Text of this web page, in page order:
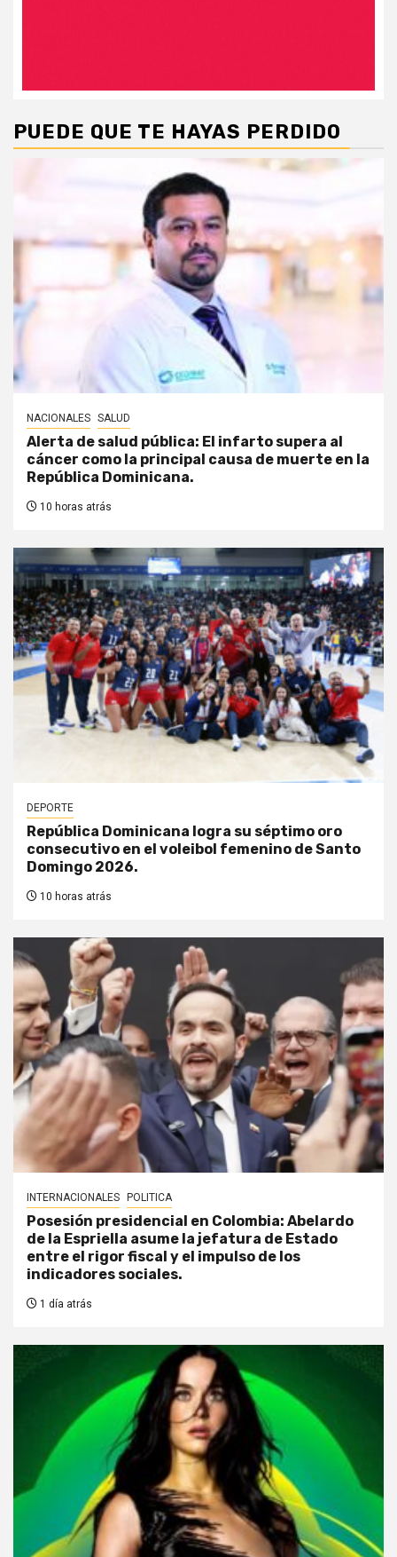
PUEDE QUE TE HAYAS PERDIDO
NACIONALES SALUD
Alerta de salud pública: El infarto supera al
cáncer como la principal causa de muerte en la
República Dominicana.
10 horas atrás
DEPORTE
República Dominicana logra su séptimo oro
consecutivo en el voleibol femenino de Santo
Domingo 2026.
10 horas atrás
INTERNACIONALES POLITICA
Posesión presidencial en Colombia: Abelardo
de la Espriella asume la jefatura de Estado
entre el rigor fiscal y el impulso de los
indicadores sociales.
1 día atrás